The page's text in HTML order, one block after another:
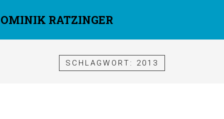
RATZINGER
SCHLAGWORT: 2013